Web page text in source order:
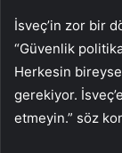
İsveç’in zor bir
“Güvenlik
Herkesin
gerekiyor.
etmeyin.” söz